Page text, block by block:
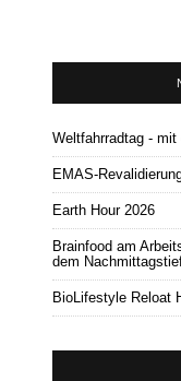
Weltfahrradtag -
EMAS-
Earth Hour 2026
Brainfood am
dem
BioLifestyle Reloat